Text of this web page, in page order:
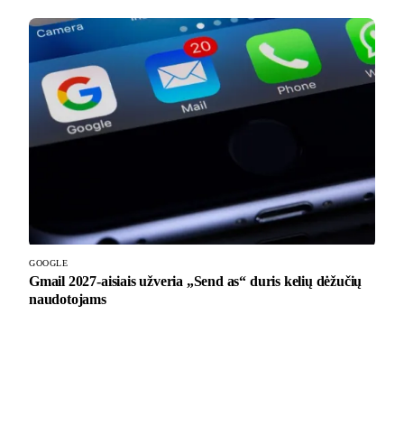
GOOGLE
Gmail 2027-aisiais užveria „Send as“ duris kelių dėžučių
naudotojams